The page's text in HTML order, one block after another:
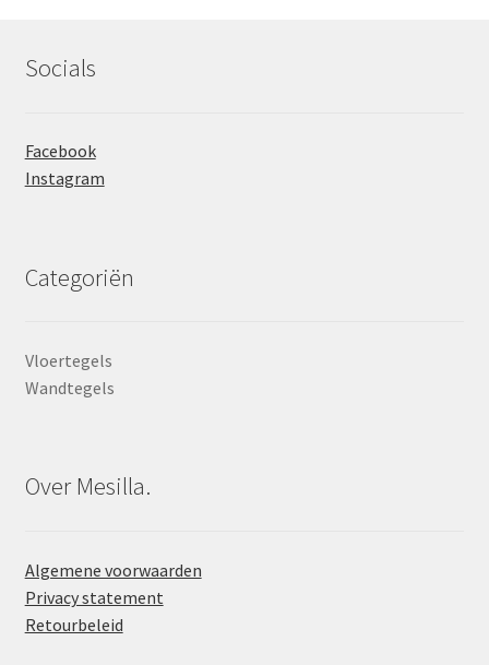
Socials
Facebook
Instagram
Categoriën
Vloertegels
Wandtegels
Over Mesilla.
Algemene voorwaarden
Privacy statement
Retourbeleid